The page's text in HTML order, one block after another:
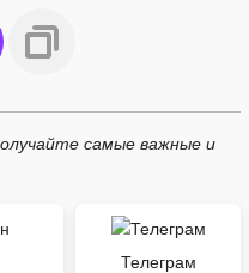
самые важные и
Телеграм